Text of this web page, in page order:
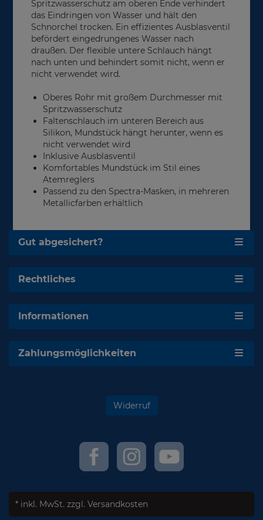
Spritzwasserschutz am oberen Ende verhindert
das Eindringen von Wasser und hält den
Schnorchel trocken. Ein effizientes Ausblasventil
befördert eingedrungenes Wasser nach
draußen. Der flexible untere Schlauch hängt
nach unten und behindert somit nicht, wenn er
nicht verwendet wird.
Oberes Rohr mit großem Durchmesser mit
Spritzwasserschutz
Faltenschlauch im unteren Bereich aus
Silikon, Mundstück hängt herunter, wenn es
nicht verwendet wird
Inklusive Ausblasventil
Komfortables Mundstück im Stil eines
Atemreglers
Passend zu den Spectra-Masken, in mehreren
Metallicfarben erhältlich
Gut abgesichert?
Rechtliches
Informationen
Zahlungsmöglichkeiten
Widerruf
* inkl. MwSt. zzgl. Versandkosten